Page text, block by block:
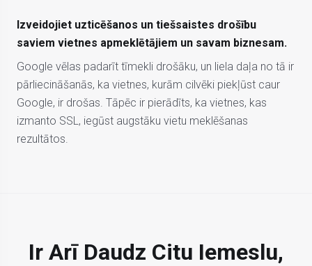
Izveidojiet uzticēšanos un tiešsaistes drošību
saviem vietnes apmeklētājiem un savam biznesam.
Google vēlas padarīt tīmekli drošāku, un liela daļa no tā ir
pārliecināšanās, ka vietnes, kurām cilvēki piekļūst caur
Google, ir drošas. Tāpēc ir pierādīts, ka vietnes, kas
izmanto SSL, iegūst augstāku vietu meklēšanas
rezultātos.
Ir Arī Daudz Citu Iemeslu,